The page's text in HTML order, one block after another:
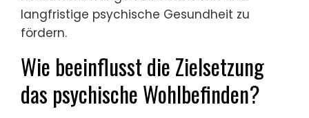
langfristige psychische Gesundheit zu
fördern.
Wie beeinflusst die Zielsetzung
das psychische Wohlbefinden?